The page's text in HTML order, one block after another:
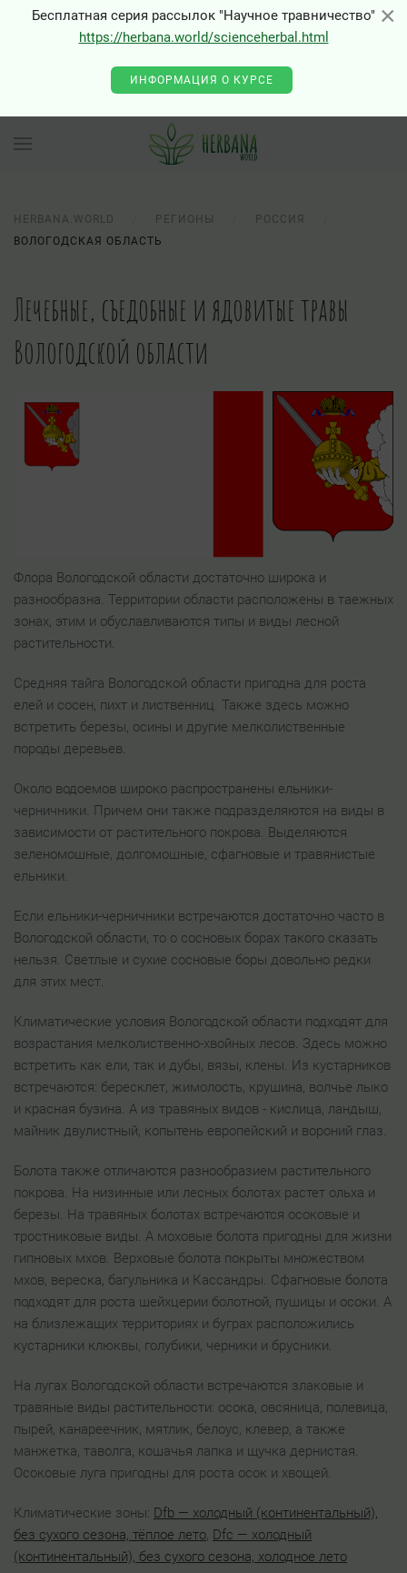
×
Бесплатная серия рассылок "Научное травничество"
https://herbana.world/scienceherbal.html
ИНФОРМАЦИЯ О КУРСЕ
HERBANA.WORLD РЕГИОНЫ
РОССИЯ
ВОЛОГОДСКАЯ ОБЛАСТЬ
Лечебные, съедобные и ядовитые травы
Вологодской области
Флора Вологодской области достаточно широка и
разнообразна. Территории области расположены в таежных
зонах, этим и обуславливаются типы и виды лесной
растительности.
Средняя тайга Вологодской области пригодна для роста
елей и сосен, пихт и лиственниц. Также здесь можно
встретить березы, осины и другие мелколиственные
породы деревьев.
Около водоемов широко распространены ельники-
черничники. Причем они также подразделяются на виды в
зависимости от растительного покрова. Выделяются
зеленомошные, долгомошные, сфагновые и травянистые
ельники.
Если ельники-черничники встречаются достаточно часто в
Вологодской области, то о сосновых борах такого сказать
нельзя. Светлые и сухие сосновые боры довольно редки
для этих мест.
Климатические условия Вологодской области подходят для
возрастания мелколиственно-хвойных лесов. Здесь можно
встретить как ели, так и дубы, вязы, клены. Из кустарников
встречаются: бересклет, жимолость, крушина, волчье лыко
и красная бузина. А из травяных видов - кислица, ландыш,
майник двулистный, копытень европейский и вороний глаз.
Болота также отличаются разнообразием растительного
покрова. На низинные или лесных болотах растет ольха и
березы. На травяных болотах встречаются осоковые и
тростниковые виды. А моховые болота пригодны для жизни
гипновых мхов. Верховые болота покрыты множеством
мхов, вереска, багульника и Кассандры. Сфагновые болота
подходят для роста шейхцерии болотной, пушицы и осоки. А
на близлежащих территориях и буграх расположились
кустарники клюквы, голубики, черники и брусники.
На лугах Вологодской области встречаются злаковые и
травяные виды растительности: осока, овсяница, полевица,
пырей, канареечник, мятлик, белоус, клевер, а также
манжетка, таволга, кошачья лапка и щучка дернистая.
Осоковые луга пригодны для роста осок и хвощей.
Климатические зоны: Dfb — холодный (континентальный),
без сухого сезона, тёплое лето, Dfс — холодный
(континентальный), без сухого сезона, холодное лето
×